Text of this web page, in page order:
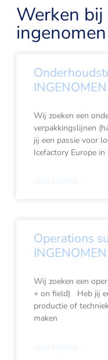
Werken
INGENOMEN
Wij zoeken een
verpakkingslijnen
jij een passie voor
Icefactory Europe
Operations
INGENOMEN
Wij zoeken een
+ on field) Heb jij
productie of
maken